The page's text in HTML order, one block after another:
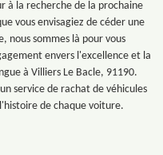
à la recherche de la prochaine
vous envisagiez de céder une
nous sommes là pour vous
envers l'excellence et la
à Villiers Le Bacle, 91190.
service de rachat de véhicules
de chaque voiture.